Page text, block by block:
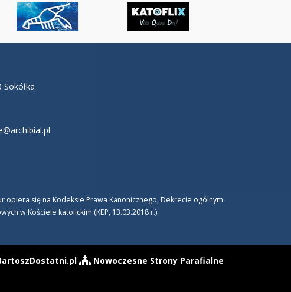
opiera się na Kodeksie Prawa Kanonicznego, Dekrecie ogólnym
w Kościele katolickim (KEP, 13.03.2018 r.).
Nowoczesne Strony Parafialne